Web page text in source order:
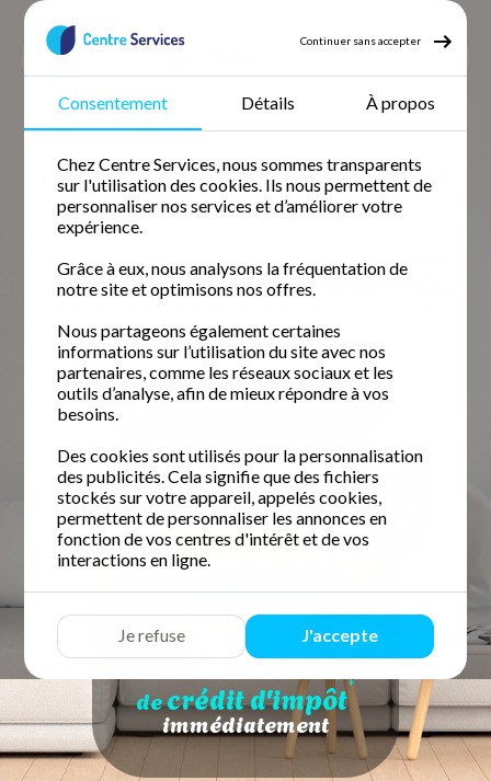
Continuer sans accepter
Consentement Détails À propos
Chez Centre Services, nous sommes transparents
sur l'utilisation des cookies. Ils nous permettent de
personnaliser nos services et d’améliorer votre
expérience.
Grâce à eux, nous analysons la fréquentation de
notre site et optimisons nos offres.
Nous partageons également certaines
informations sur l’utilisation du site avec nos
partenaires, comme les réseaux sociaux et les
outils d’analyse, afin de mieux répondre à vos
besoins.
Des cookies sont utilisés pour la personnalisation
des publicités. Cela signifie que des fichiers
stockés sur votre appareil, appelés cookies,
permettent de personnaliser les annonces en
fonction de vos centres d'intérêt et de vos
interactions en ligne.
Je refuse J'accepte
Ménage à domicile Nîmes
5 / 5 sur 284 avisGoogle
Retrouvez votre temps libre avec une femme de
ménage fiable et expérimentée.Profitez de 50%
impeccable.
Demander un devis gratuit
Profitez de
50 %
decrédit d'impôt*
immédiatement